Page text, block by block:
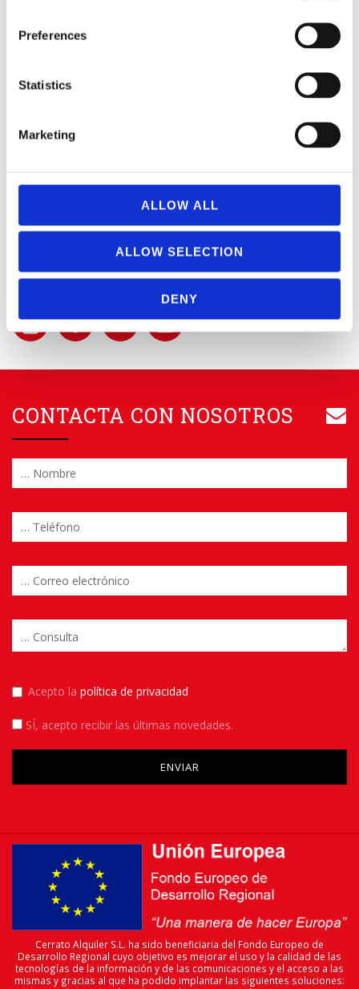
Preferences
Statistics
Marketing
ALLOW ALL
ALLOW SELECTION
DENY
novedades.
, acepto recibir las últimas novedades.
SÍGUENOS EN:
CONTACTA CON NOSOTROS
Acepto la política de privacidad
SÍ, acepto recibir las últimas novedades.
Please leave this field empty.
Cerrato Alquiler S.L. ha sido beneficiaria del Fondo Europeo de
Desarrollo Regional cuyo objetivo es mejorar el uso y la calidad de las
tecnologías de la información y de las comunicaciones y el acceso a las
mismas y gracias al que ha podido implantar las siguientes soluciones: